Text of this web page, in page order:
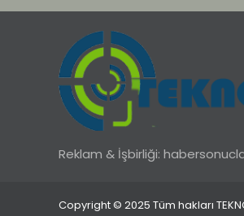
Reklam & İşbirliği:
Copyright © 2025 Tüm hakları